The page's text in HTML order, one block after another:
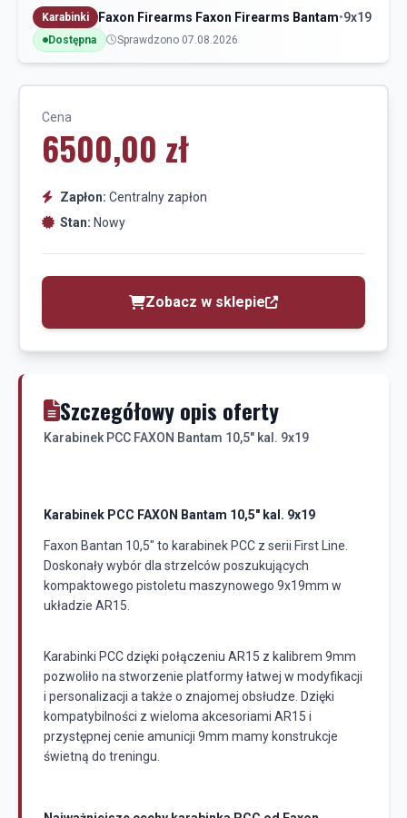
Karabinki Faxon Firearms Faxon Firearms Bantam•9x19
Dostępna Sprawdzono 07.08.2026
Cena
6500,00 zł
Zapłon: Centralny zapłon
Stan: Nowy
Zobacz w sklepie
Szczegółowy opis oferty
Karabinek PCC FAXON Bantam 10,5" kal. 9x19
Karabinek PCC FAXON Bantam 10,5" kal. 9x19
Faxon Bantan 10,5" to karabinek PCC z serii First Line.
Doskonały wybór dla strzelców poszukujących
kompaktowego pistoletu maszynowego 9x19mm w
układzie AR15.
Karabinki PCC dzięki połączeniu AR15 z kalibrem 9mm
pozwoliło na stworzenie platformy łatwej w modyfikacji
i personalizacji a także o znajomej obsłudze. Dzięki
kompatybilności z wieloma akcesoriami AR15 i
przystępnej cenie amunicji 9mm mamy konstrukcje
świetną do treningu.